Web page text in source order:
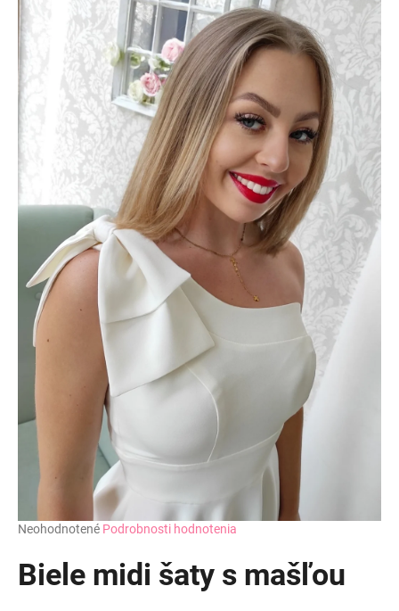
Priemerné
produktu
je
Neohodnotené Podrobnosti hodnotenia
Biele midi šaty s mašľou